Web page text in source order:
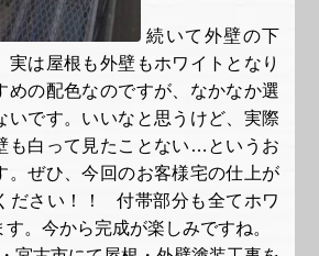
続いて外壁の下
実は屋根も外壁もホワイトとなり
めの配色なのですが、なかなか選
いです。いいなと思うけど、実際
も白って見たことない…というお
。ぜひ、今回のお客様宅の仕上が
ださい！！ 付帯部分も全てホワ
す。今から完成が楽しみですね。